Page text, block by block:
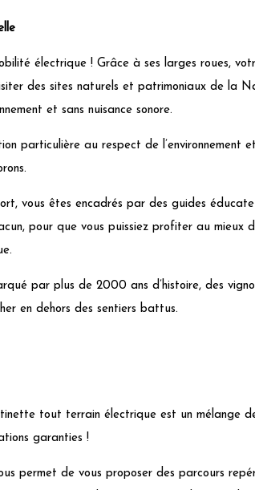
électrique ! Grâce à ses larges roues,
des sites naturels et patrimoniaux de la
et sans nuisance sonore.
particulière au respect de l’environnement
vous êtes encadrés par des guides
pour que vous puissiez profiter au mieux
par plus de 2000 ans d’histoire, des
en dehors des sentiers battus.
tout terrain électrique est un mélange
garanties !
permet de vous proposer des parcours